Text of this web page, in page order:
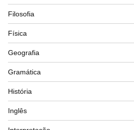
Filosofia
Física
Geografia
Gramática
História
Inglês